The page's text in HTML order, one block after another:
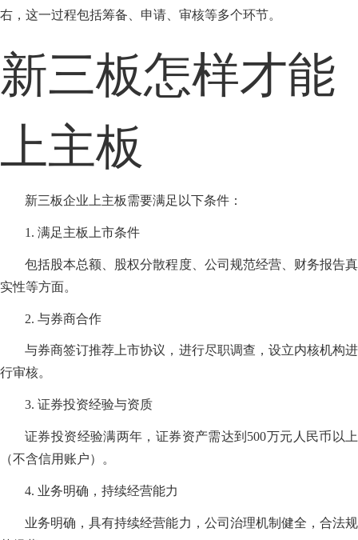
右，这一过程包括筹备、申请、审核等多个环节。
新三板怎样才能
上主板
新三板企业上主板需要满足以下条件：
1. 满足主板上市条件
包括股本总额、股权分散程度、公司规范经营、财务报告真
实性等方面。
2. 与券商合作
与券商签订推荐上市协议，进行尽职调查，设立内核机构进
行审核。
3. 证券投资经验与资质
证券投资经验满两年，证券资产需达到500万元人民币以上
（不含信用账户）。
4. 业务明确，持续经营能力
业务明确，具有持续经营能力，公司治理机制健全，合法规